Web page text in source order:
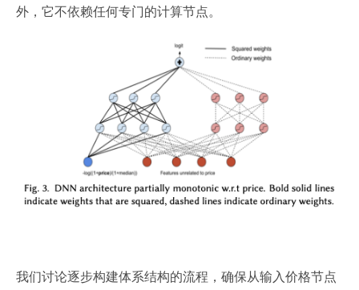
外，它不依赖任何专门的计算节点。
我们讨论逐步构建体系结构的流程，确保从输入价格节点